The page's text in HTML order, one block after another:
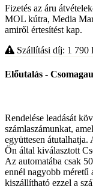
Fizetés az áru
MOL kútra, Media
amiről értesítést kap.
Szállítási díj: 1 790
Előutalás -
Rendelése leadását
számlaszámunkat,
együttesen átutalhatja.
Ön által kiválasztott
Az automatába csak
ennél nagyobb méretű
kiszállítható ezzel a